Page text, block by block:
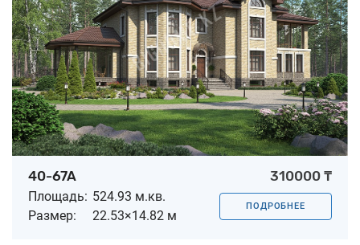
40-67A 310000 ₸
Площадь: 524.93 м.кв.
Размер:
22.53×14.82 м
ПОДРОБНЕЕ